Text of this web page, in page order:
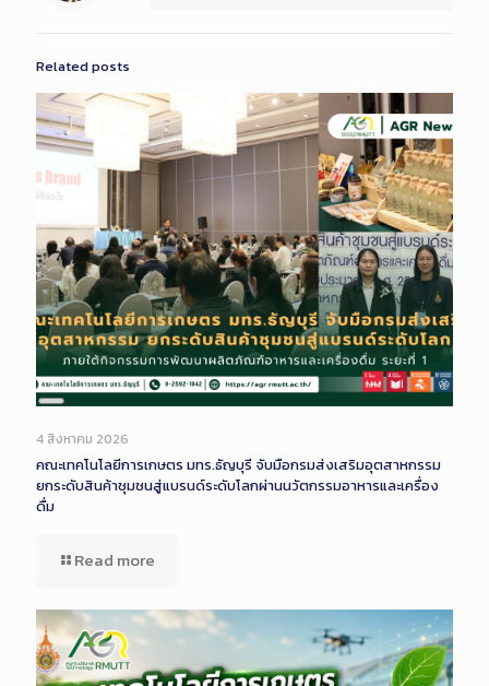
Related posts
Long
Description
4 สิงหาคม 2026
คณะเทคโนโลยีการเกษตร มทร.ธัญบุรี จับมือกรมส่งเสริมอุตสาหกรรม
ยกระดับสินค้าชุมชนสู่แบรนด์ระดับโลกผ่านนวัตกรรมอาหารและเครื่อง
ดื่ม
Read more